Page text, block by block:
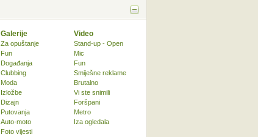
Galerije
Za opuštanje
Fun
Događanja
Clubbing
Moda
Izložbe
Dizajn
Putovanja
Auto-moto
Foto vijesti
Video
Stand-up - Open
Mic
Fun
Smiješne reklame
Brutalno
Vi ste snimili
Foršpani
Metro
Iza ogledala